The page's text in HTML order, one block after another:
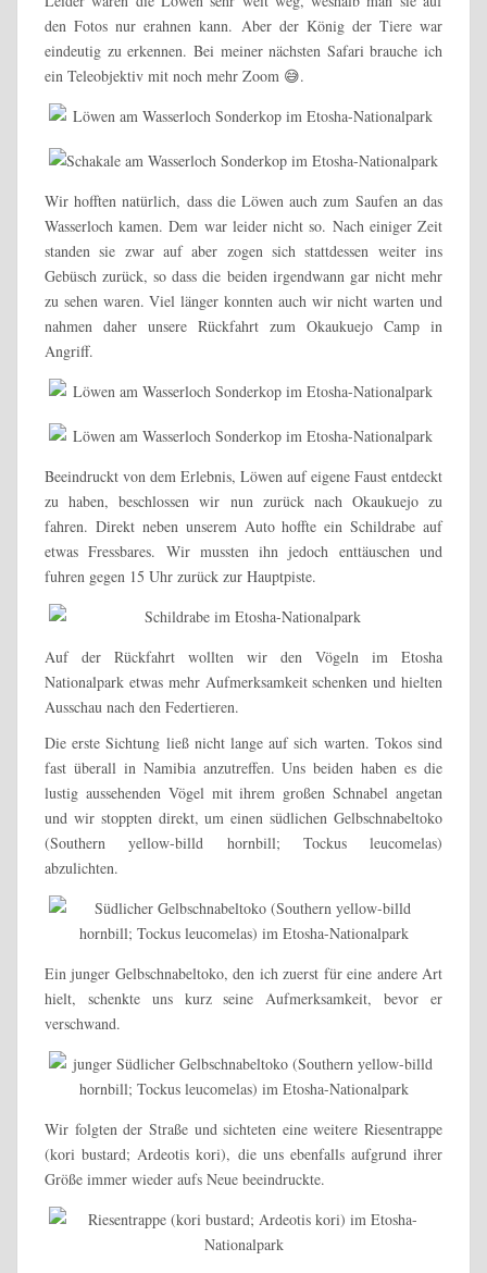
den Fotos nur erahnen kann. Aber der König der Tiere war
eindeutig zu erkennen. Bei meiner nächsten Safari brauche ich
ein Teleobjektiv mit noch mehr Zoom 😅.
Wir hofften natürlich, dass die Löwen auch zum Saufen an das
Wasserloch kamen. Dem war leider nicht so. Nach einiger Zeit
standen sie zwar auf aber zogen sich stattdessen weiter ins
Gebüsch zurück, so dass die beiden irgendwann gar nicht mehr
zu sehen waren. Viel länger konnten auch wir nicht warten und
nahmen daher unsere Rückfahrt zum Okaukuejo Camp in
Angriff.
Beeindruckt von dem Erlebnis, Löwen auf eigene Faust entdeckt
zu haben, beschlossen wir nun zurück nach Okaukuejo zu
fahren. Direkt neben unserem Auto hoffte ein Schildrabe auf
etwas Fressbares. Wir mussten ihn jedoch enttäuschen und
fuhren gegen 15 Uhr zurück zur Hauptpiste.
Auf der Rückfahrt wollten wir den Vögeln im Etosha
Nationalpark etwas mehr Aufmerksamkeit schenken und hielten
Ausschau nach den Federtieren.
Die erste Sichtung ließ nicht lange auf sich warten. Tokos sind
fast überall in Namibia anzutreffen. Uns beiden haben es die
lustig aussehenden Vögel mit ihrem großen Schnabel angetan
und wir stoppten direkt, um einen südlichen Gelbschnabeltoko
(Southern yellow-billd hornbill; Tockus leucomelas)
abzulichten.
Ein junger Gelbschnabeltoko, den ich zuerst für eine andere Art
hielt, schenkte uns kurz seine Aufmerksamkeit, bevor er
verschwand.
Wir folgten der Straße und sichteten eine weitere Riesentrappe
(kori bustard; Ardeotis kori), die uns ebenfalls aufgrund ihrer
Größe immer wieder aufs Neue beeindruckte.